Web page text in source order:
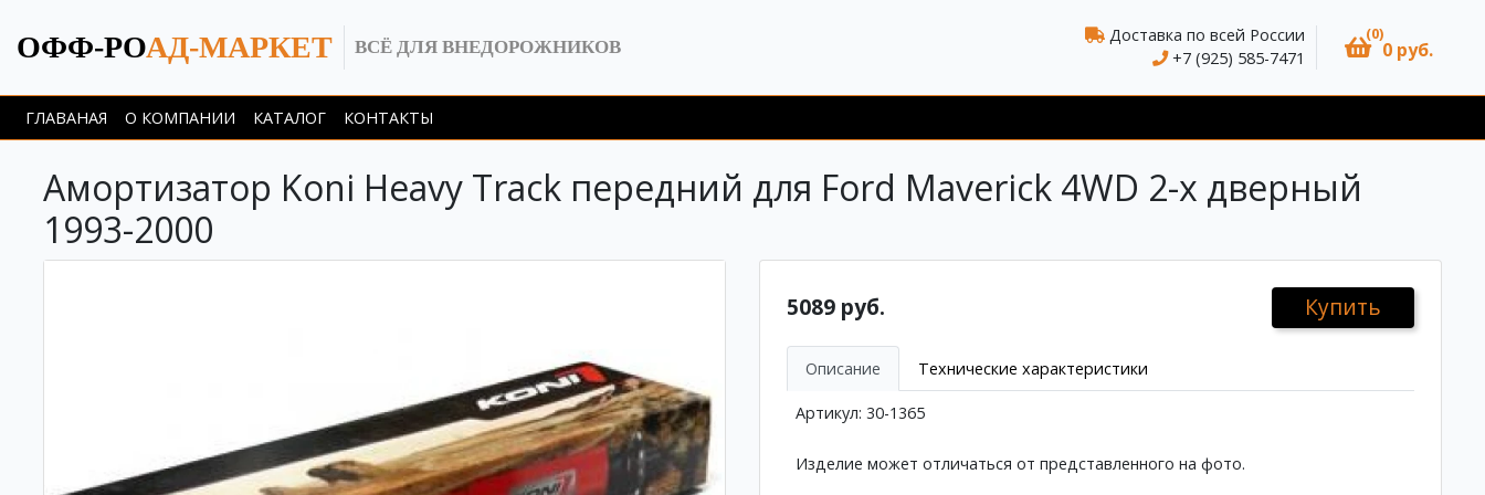
ОФФ-РОАД-МАРКЕТ ВСЁ ДЛЯ ВНЕДОРОЖНИКОВ
Доставка по всей России
+7 (925) 585-7471
(0)
0 руб.
ГЛАВАНАЯ О КОМПАНИИ КАТАЛОГ КОНТАКТЫ
Амортизатор Koni Heavy Track передний для Ford Maverick 4WD 2-х дверный
1993-2000
5089 руб. Купить
Описание Технические характеристики
Артикул: 30-1365
Изделие может отличаться от представленного на фото.